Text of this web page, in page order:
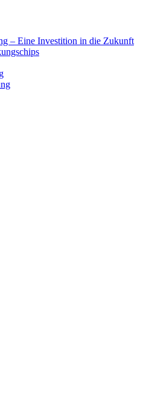
– Eine Investition in die Zukunft